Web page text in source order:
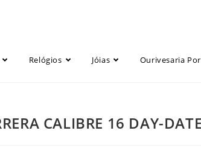
Relógios Jóias Ourivesaria
CALIBRE 16 DAY-DATE